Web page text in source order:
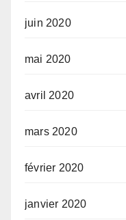
juin 2020
mai 2020
avril 2020
mars 2020
février 2020
janvier 2020